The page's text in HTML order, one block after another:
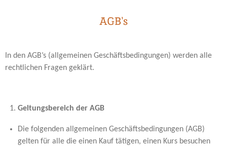
AGB's
In den AGB’s (allgemeinen Geschäftsbedingungen) werden alle
rechtlichen Fragen geklärt.
Geltungsbereich der AGB
Die folgenden allgemeinen Geschäftsbedingungen (AGB)
gelten für alle die einen Kauf tätigen, einen Kurs besuchen